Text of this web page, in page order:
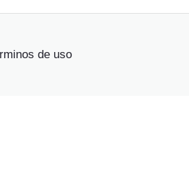
de uso